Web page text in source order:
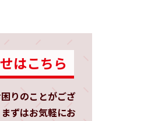
はこちら
りのことがござ
ずはお気軽にお